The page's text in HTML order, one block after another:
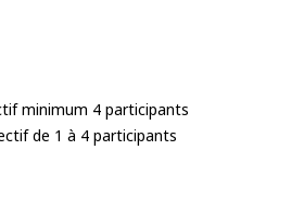
minimum 4 participants
de 1 à 4 participants